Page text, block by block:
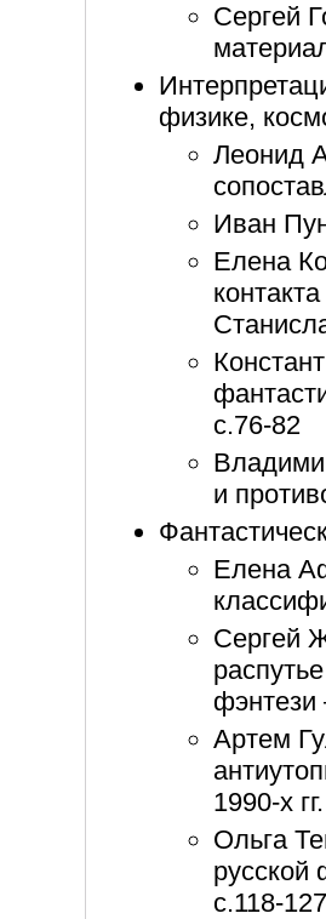
Сергей
физике,
Леонид
Иван
Елена
с.76-82
и
Елена
Сергей
фэнтези
Артем
1990-х
Ольга
русской
с.118-127